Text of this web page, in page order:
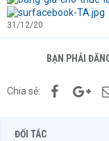
31/12/20
BẠN PHẢI
Chia sẻ: Facebook
ĐỐI TÁC